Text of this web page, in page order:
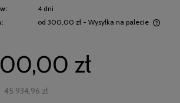
4 dni
od 300,00 zł - Wysyłka na palecie
płatności
zł
45 934,96 zł